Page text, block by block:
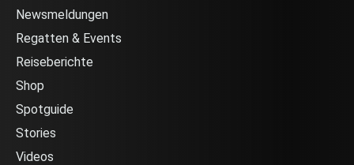
Newsmeldungen
Regatten & Events
Reiseberichte
Shop
Spotguide
Stories
Videos